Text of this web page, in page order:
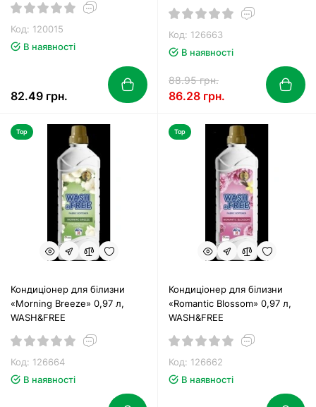
Код: 120015
В наявності
82.49 грн.
Код: 126663
В наявності
88.95 грн.
86.28 грн.
Top
Кондиціонер для білизни
«Morning Breeze» 0,97 л,
WASH&FREE
Код: 126664
В наявності
Top
Кондиціонер для білизни
«Romantic Blossom» 0,97 л,
WASH&FREE
Код: 126662
В наявності